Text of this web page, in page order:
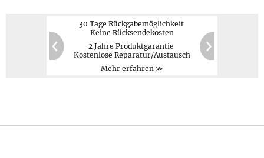
Zurück
60 20
30 Tage Rückgabemöglichkeit
Keine Rücksendekosten
2 Jahre Produktgarantie
Kostenlose Reparatur/Austausch
Mehr erfahren ≫
PayPal,Kreditkarte,
Vorauskasse